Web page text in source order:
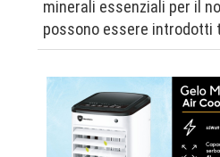
minerali essenziali per il
possono essere introdotti